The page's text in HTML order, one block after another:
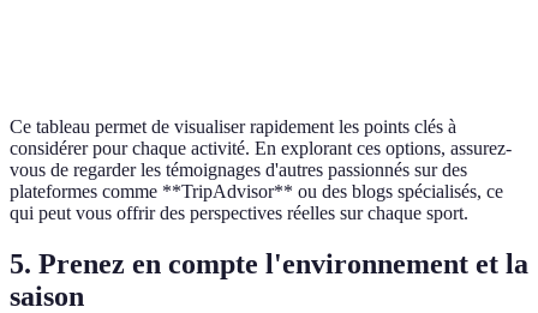
Ce tableau permet de visualiser rapidement les points clés à
considérer pour chaque activité. En explorant ces options, assurez-
vous de regarder les témoignages d'autres passionnés sur des
plateformes comme **TripAdvisor** ou des blogs spécialisés, ce
qui peut vous offrir des perspectives réelles sur chaque sport.
5. Prenez en compte l'environnement et la
saison